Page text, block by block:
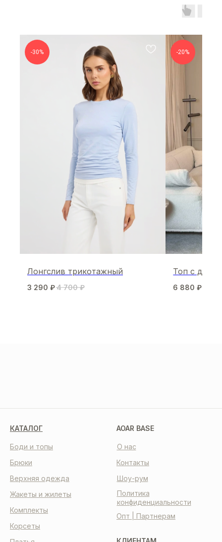
-30%
Лонгслив трикотажный
3 290 ₽4 700 ₽
-20%
Топ с
6 880 ₽
КАТАЛОГ AOAR BASE
О нас
Контакты
Шоу-рум
Политика
конфиденциальности
Опт | Партнерам
Корсеты
Боди и топы
Комплекты
Брюки
Жакеты и жилеты
Верхняя одежда